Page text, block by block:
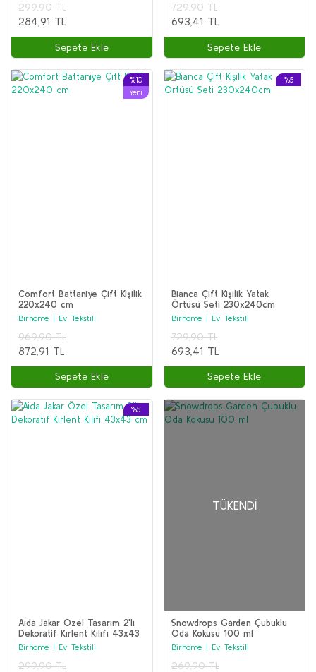
299,90 TL
284,91 TL
Sepete Ekle
729,90 TL
693,41 TL
Sepete Ekle
%10
Yeni
Comfort Battaniye Çift Kişilik
220x240 cm
Birhome | Ev Tekstili
969,90 TL
872,91 TL
Sepete Ekle
%5
Bianca Çift Kişilik Yatak
Örtüsü Seti 230x240cm
Birhome | Ev Tekstili
729,90 TL
693,41 TL
Sepete Ekle
%5
Aida Jakar Özel Tasarım 2'li
Dekoratif Kırlent Kılıfı 43x43
cm
Birhome | Ev Tekstili
299,90 TL
TÜKENDI
Snowdrops Garden Çubuklu
Oda Kokusu 100 ml
Birhome | Ev Tekstili
269,90 TL